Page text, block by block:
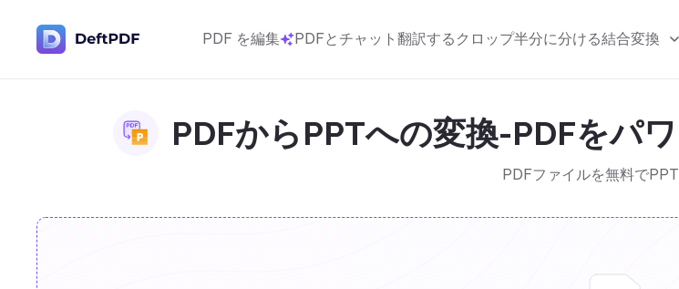
PDF を編集 PDFとチャット翻訳する クロップ半分に分ける結合変換
PDFからPPTへの変換-PDFをパ
PDFファイルを無料で